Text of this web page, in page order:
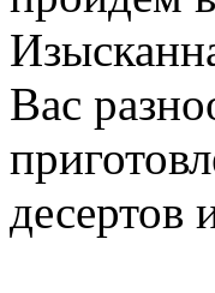
Вас
десертов